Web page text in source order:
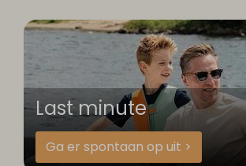
Last minute
Ga er spontaan op uit >